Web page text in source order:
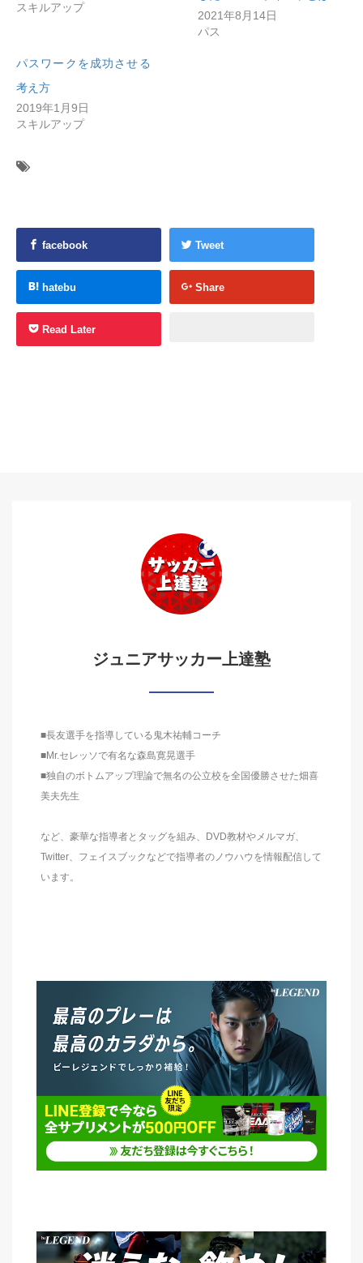
スキルアップ
2021年8月14日
パス
パスワークを成功させる
考え方
2019年1月9日
スキルアップ
facebook Tweet
hatebu Share
Read Later
ジュニアサッカー上達塾
■長友選手を指導している鬼木祐輔コーチ
■Mr.セレッソで有名な森島寛晃選手
■独自のボトムアップ理論で無名の公立校を全国優勝させた畑喜
美夫先生
など、豪華な指導者とタッグを組み、DVD教材やメルマガ、
Twitter、フェイスブックなどで指導者のノウハウを情報配信して
います。